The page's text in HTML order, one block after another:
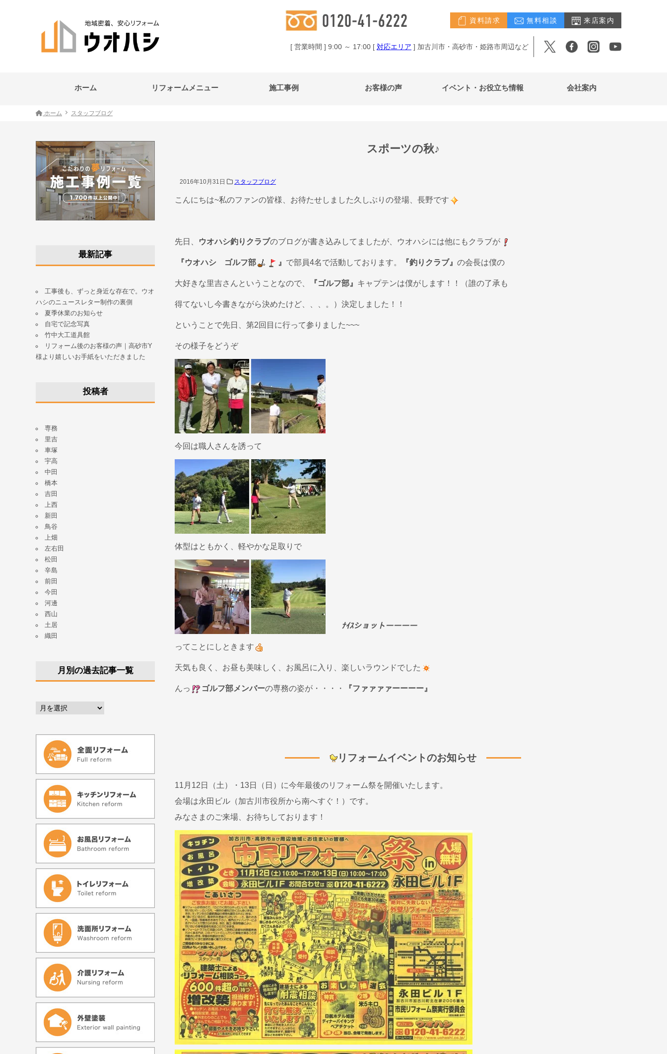
資料請求 無料相談 来店案内
[ 営業時間 ] 9:00 ～ 17:00 [ 対応エリア ] 加古川市・高砂市・姫路市周辺など
ホーム リフォームメニュー 施工事例 お客様の声 イベント・お役立ち情報 会社案内
ホーム スタッフブログ
スポーツの秋♪
2016年10月31日 スタッフブログ
こんにちは~私のファンの皆様、お待たせしました久しぶりの登場、長野です
先日、 ウオハシ釣りクラブのブログが書き込みしてましたが、ウオハシには他にもクラブが
『ウオハシ ゴルフ部 』 で部員4名で活動しております。 『釣りクラブ』 の会長は僕の
大好きな里吉さんということなので、 『ゴルフ部』 キャプテンは僕がします！！（誰の了承も
得てないし今書きながら決めたけど、、、。）決定しました！！
ということで先日、第2回目に行って参りました~~~
その様子をどうぞ
今回は職人さんを誘って
体型はともかく、軽やかな足取りで
ﾅｲｽショットーーーー
ってことにしときます
天気も良く、お昼も美味しく、お風呂に入り、楽しいラウンドでした
んっ ゴルフ部メンバーの専務の姿が・・・・ 『ファァァァーーーー』
リフォームイベントのお知らせ
11月12日（土）・13日（日）に今年最後のリフォーム祭を開催いたします。
会場は永田ビル（加古川市役所から南へすぐ！）です。
みなさまのご来場、お待ちしております！
最新記事
工事後も、ずっと身近な存在で。ウオ
ハシのニュースレター制作の裏側
夏季休業のお知らせ
自宅で記念写真
竹中大工道具館
リフォーム後のお客様の声｜高砂市Y
様より嬉しいお手紙をいただきました
投稿者
専務
里吉
車塚
宇高
中田
橋本
吉田
上西
新田
鳥谷
上畑
左右田
松田
辛島
前田
今田
河邊
西山
土居
織田
月別の過去記事一覧